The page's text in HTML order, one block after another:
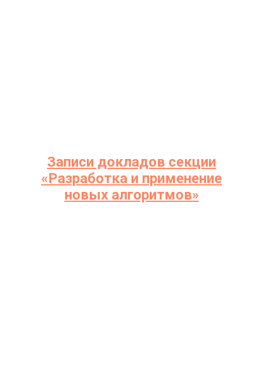
Записи докладов секции
«Разработка и применение
новых алгоритмов»